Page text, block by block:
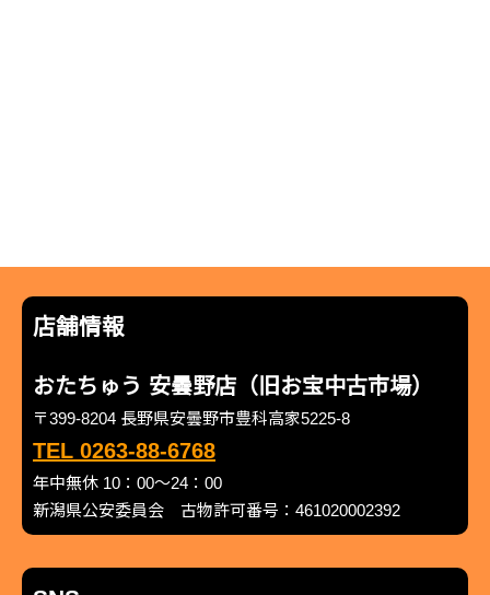
店舗情報
おたちゅう 安曇野店（旧お宝中古市場）
〒399-8204 長野県安曇野市豊科高家5225-8
TEL 0263-88-6768
年中無休 10：00～24：00
新潟県公安委員会 古物許可番号：461020002392